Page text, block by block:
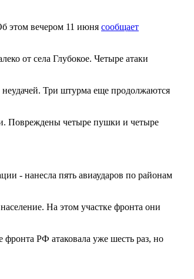
этом вечером 11 июня сообщает
от села Глубокое. Четыре атаки
неудачей. Три штурма еще продолжаются
Повреждены четыре пушки и четыре
- нанесла пять авиаударов по районам
На этом участке фронта они
фронта РФ атаковала уже шесть раз, но